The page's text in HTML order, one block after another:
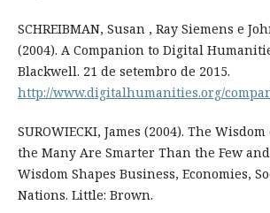
SCHREIBMAN, Susan , Ray Siemens e
(2004). A Companion to Digital
Blackwell. 21 de setembro de 2015.
http://www.digitalhumanities.org/
SUROWIECKI, James (2004). The
the Many Are Smarter Than the Few
Wisdom Shapes Business, Economies,
Nations. Little: Brown.